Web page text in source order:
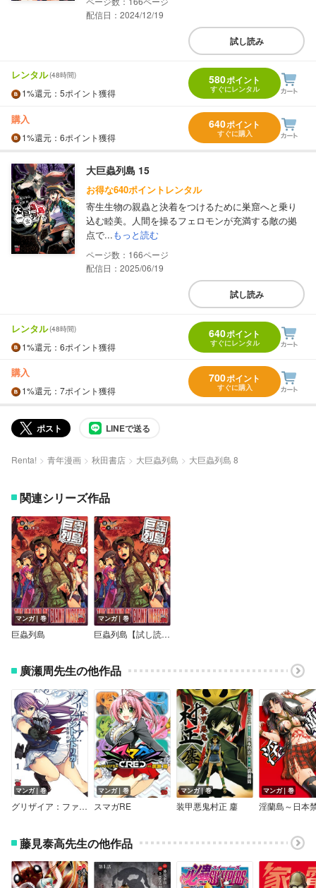
配信日：2024/12/19
試し読み
レンタル(48時間)
1%還元 ：5ポイント獲得
580ポイント
すぐにレンタル
購入
1%還元 ：6ポイント獲得
640ポイント
すぐに購入
大巨蟲列島 15
お得な640ポイントレンタル
寄生生物の親蟲と決着をつけるために巣窟へと乗り
込む睦美。人間を操るフェロモンが充満する敵の拠
点で...もっと読む
166
配信日：2025/06/19
試し読み
レンタル(48時間)
1%還元 ：6ポイント獲得
640ポイント
すぐにレンタル
購入
1%還元 ：7ポイント獲得
700ポイント
すぐに購入
ポスト LINEで送る
Renta! 青年漫画 秋田書店 大巨蟲列島 大巨蟲列島 8
関連シリーズ作品
マンガ｜巻
巨蟲列島
マンガ｜巻
巨蟲列島【試し読み増量版】
廣瀬周先生の他作品
マンガ｜巻
グリザイア：ファントムトリガー ―世界の果て―
マンガ｜巻
スマガRE
マンガ｜巻
装甲悪鬼村正 鏖
マンガ｜巻
藤見泰高先生の他作品